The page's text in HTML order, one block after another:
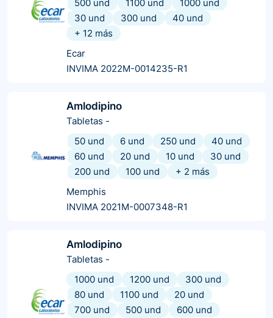
500 und
1100 und
1000 und
30 und
300 und
40 und
+ 12 más
Ecar
INVIMA 2022M-0014235-R1
Amlodipino
Tabletas -
50 und
6 und 250 und
40 und
60 und
20 und 10 und
30 und
200 und
100 und + 2 más
Memphis
INVIMA 2021M-0007348-R1
Amlodipino
Tabletas -
1000 und
1200 und
300 und
80 und
1100 und
20 und
700 und
500 und
600 und